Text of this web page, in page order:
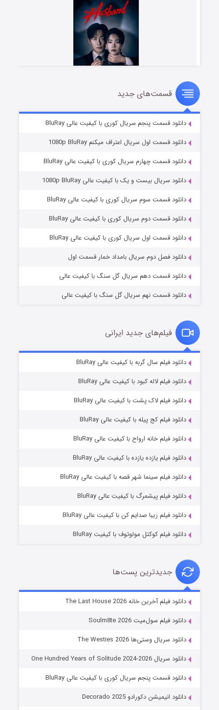
قسمت۸ (زیرنویس) منتشر شد
عملیات آپارتمان
قسمت۲ (زیرنویس) منتشر شد
قسمت۲ (زیرنویس) منتشر شد
شوگر فصل ۲
قسمت‌های جدید
دانلود قسمت پنجم سریال کوری با کیفیت عالی BluRay
دانلود قسمت اول سریال اعتراف میکنم 1080p BluRay
دانلود قسمت چهارم سریال کوری با کیفیت عالی BluRay
دانلود سریال بیست و یک با کیفیت عالی 1080p BluRay
دانلود قسمت سوم سریال کوری با کیفیت عالی BluRay
دانلود قسمت دوم سریال کوری با کیفیت عالی BluRay
دانلود قسمت اول سریال کوری با کیفیت عالی BluRay
دانلود فصل دوم سریال بامداد خمار قسمت اول
دانلود قسمت دهم سریال گل سنگ با کیفیت عالی
دانلود قسمت نهم سریال گل سنگ با کیفیت عالی
فیلم‌های جدید ایرانی
دانلود فیلم سال گربه با کیفیت عالی BluRay
دانلود فیلم لاله کبود با کیفیت عالی BluRay
دانلود فیلم لاک پشت با کیفیت عالی BluRay
دانلود فیلم کج‌ پیله با کیفیت عالی BluRay
دانلود فیلم خانه ارواح با کیفیت عالی BluRay
دانلود فیلم یازده یازده با کیفیت عالی BluRay
دانلود فیلم سینما شهر قصه با کیفیت عالی BluRay
دانلود فیلم پیشمرگ با کیفیت عالی BluRay
دانلود فیلم زیبا صدایم کن با کیفیت عالی BluRay
دانلود فیلم کوکتل مولوتوف با کیفیت BluRay
جدیدترین پست‌ها
دانلود فیلم آخرین خانه The Last House 2026
دانلود فیلم سول‌میت Soulm8te 2026
دانلود سریال وستی‌ها The Westies 2026
دانلود سریال One Hundred Years of Solitude 2024-2026
دانلود قسمت پنجم سریال کوری با کیفیت عالی BluRay
دانلود انیمیشن دکورادو Decorado 2025